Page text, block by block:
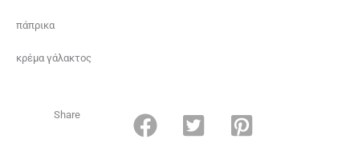
πάπρικα
κρέμα γάλακτος
Share